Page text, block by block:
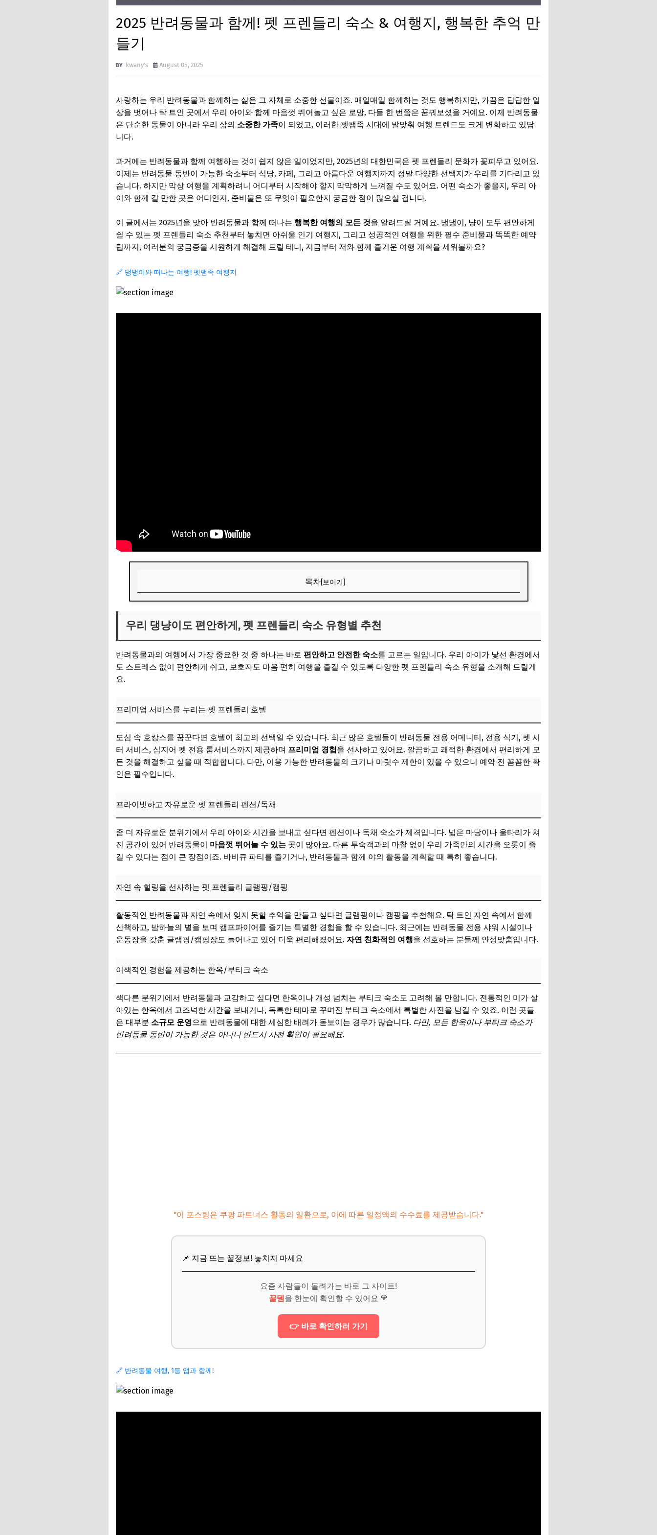
2025 반려동물과 함께! 펫 프렌들리 숙소 & 여행지, 행복한 추억 만
들기
kwany's August 05, 2025
사랑하는 우리 반려동물과 함께하는 삶은 그 자체로 소중한 선물이죠. 매일매일 함께하는 것도 행복하지만, 가끔은 답답한 일
상을 벗어나 탁 트인 곳에서 우리 아이와 함께 마음껏 뛰어놀고 싶은 로망, 다들 한 번쯤은 꿈꿔보셨을 거예요. 이제 반려동물
은 단순한 동물이 아니라 우리 삶의 소중한 가족이 되었고, 이러한 펫팸족 시대에 발맞춰 여행 트렌드도 크게 변화하고 있답
니다.
과거에는 반려동물과 함께 여행하는 것이 쉽지 않은 일이었지만, 2025년의 대한민국은 펫 프렌들리 문화가 꽃피우고 있어요.
이제는 반려동물 동반이 가능한 숙소부터 식당, 카페, 그리고 아름다운 여행지까지 정말 다양한 선택지가 우리를 기다리고 있
습니다. 하지만 막상 여행을 계획하려니 어디부터 시작해야 할지 막막하게 느껴질 수도 있어요. 어떤 숙소가 좋을지, 우리 아
이와 함께 갈 만한 곳은 어디인지, 준비물은 또 무엇이 필요한지 궁금한 점이 많으실 겁니다.
이 글에서는 2025년을 맞아 반려동물과 함께 떠나는 행복한 여행의 모든 것을 알려드릴 거예요. 댕댕이, 냥이 모두 편안하게
쉴 수 있는 펫 프렌들리 숙소 추천부터 놓치면 아쉬울 인기 여행지, 그리고 성공적인 여행을 위한 필수 준비물과 똑똑한 예약
팁까지, 여러분의 궁금증을 시원하게 해결해 드릴 테니, 지금부터 저와 함께 즐거운 여행 계획을 세워볼까요?
🔗 댕댕이와 떠나는 여행! 펫팸족 여행지
목차[보이기]
프리미엄 서비스를 누리는 펫 프렌들리 호텔
자연 속 힐링을 선사하는 펫 프렌들리 글램핑/캠핑
놓칠 수 없는! 2025 인기 펫 프렌들리 여행지 Best 5
강원도: 자연 속에서 힐링하는 댕댕이 천국
제주도: 이국적인 풍경과 바다가 어우러진 펫 동반 명소
경기도: 수도권 근교의 가성비 좋은 펫 동반 나들이
테마파크/공원: 특별한 경험과 즐거움이 가득한 곳
📌 지금 뜨는 꿀정보! 놓치지 마세요
성공적인 펫 동반 여행을 위한 준비물 & 핵심 팁
이동 시 주의사항
여행지에서의 안전 수칙
응급 상황 대비 요령
📌 지금 뜨는 꿀정보! 놓치지 마세요
펫 프렌들리 전용 예약 플랫폼 활용법
숙소별 펫 동반 규정 확인 필수
Q. 해외여행도 가능할까요?
📌 지금 뜨는 꿀정보! 놓치지 마세요
마무리 및 팁: 2025년, 반려동물과 잊지 못할 추억을 만드세요!
📌 지금 뜨는 꿀정보! 놓치지 마세요
우리 댕냥이도 편안하게, 펫 프렌들리 숙소 유형별 추천
반려동물과의 여행에서 가장 중요한 것 중 하나는 바로 편안하고 안전한 숙소를 고르는 일입니다. 우리 아이가 낯선 환경에서
도 스트레스 없이 편안하게 쉬고, 보호자도 마음 편히 여행을 즐길 수 있도록 다양한 펫 프렌들리 숙소 유형을 소개해 드릴게
요.
프리미엄 서비스를 누리는 펫 프렌들리 호텔
도심 속 호캉스를 꿈꾼다면 호텔이 최고의 선택일 수 있습니다. 최근 많은 호텔들이 반려동물 전용 어메니티, 전용 식기, 펫 시
터 서비스, 심지어 펫 전용 룸서비스까지 제공하며 프리미엄 경험 을 선사하고 있어요. 깔끔하고 쾌적한 환경에서 편리하게 모
든 것을 해결하고 싶을 때 적합합니다. 다만, 이용 가능한 반려동물의 크기나 마릿수 제한이 있을 수 있으니 예약 전 꼼꼼한 확
인은 필수입니다.
프라이빗하고 자유로운 펫 프렌들리 펜션/독채
좀 더 자유로운 분위기에서 우리 아이와 시간을 보내고 싶다면 펜션이나 독채 숙소가 제격입니다. 넓은 마당이나 울타리가 쳐
진 공간이 있어 반려동물이 마음껏 뛰어놀 수 있는 곳이 많아요. 다른 투숙객과의 마찰 없이 우리 가족만의 시간을 오롯이 즐
길 수 있다는 점이 큰 장점이죠. 바비큐 파티를 즐기거나, 반려동물과 함께 야외 활동을 계획할 때 특히 좋습니다.
자연 속 힐링을 선사하는 펫 프렌들리 글램핑/캠핑
활동적인 반려동물과 자연 속에서 잊지 못할 추억을 만들고 싶다면 글램핑이나 캠핑을 추천해요. 탁 트인 자연 속에서 함께
산책하고, 밤하늘의 별을 보며 캠프파이어를 즐기는 특별한 경험을 할 수 있습니다. 최근에는 반려동물 전용 샤워 시설이나
운동장을 갖춘 글램핑/캠핑장도 늘어나고 있어 더욱 편리해졌어요. 자연 친화적인 여행을 선호하는 분들께 안성맞춤입니다.
이색적인 경험을 제공하는 한옥/부티크 숙소
색다른 분위기에서 반려동물과 교감하고 싶다면 한옥이나 개성 넘치는 부티크 숙소도 고려해 볼 만합니다. 전통적인 미가 살
아있는 한옥에서 고즈넉한 시간을 보내거나, 독특한 테마로 꾸며진 부티크 숙소에서 특별한 사진을 남길 수 있죠. 이런 곳들
은 대부분 소규모 운영으로 반려동물에 대한 세심한 배려가 돋보이는 경우가 많습니다. 다만, 모든 한옥이나 부티크 숙소가
반려동물 동반이 가능한 것은 아니니 반드시 사전 확인이 필요해요.
"이 포스팅은 쿠팡 파트너스 활동의 일환으로, 이에 따른 일정액의 수수료를 제공받습니다."
📌 지금 뜨는 꿀정보! 놓치지 마세요
요즘 사람들이 몰려가는 바로 그 사이트!
꿀템 을 한눈에 확인할 수 있어요 🍭
👉 바로 확인하러 가기
🔗 반려동물 여행, 1등 앱과 함께!